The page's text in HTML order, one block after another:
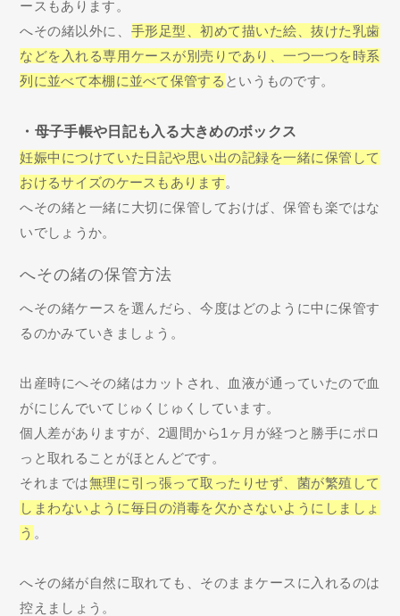
ースもあります。
へその緒以外に、 手形足型、初めて描いた絵、抜けた乳歯
などを入れる専用ケースが別売りであり、一つ一つを時系
列に並べて本棚に並べて保管する というものです。
・母子手帳や日記も入る大きめのボックス
妊娠中につけていた日記や思い出の記録を一緒に保管して
おけるサイズのケースもあります。
へその緒と一緒に大切に保管しておけば、保管も楽ではな
いでしょうか。
へその緒の保管方法
へその緒ケースを選んだら、今度はどのように中に保管す
るのかみていきましょう。
出産時にへその緒はカットされ、血液が通っていたので血
がにじんでいてじゅくじゅくしています。
個人差がありますが、2週間から1ヶ月が経つと勝手にポロ
っと取れることがほとんどです。
それまでは無理に引っ張って取ったりせず、菌が繁殖して
しまわないように毎日の消毒を欠かさないようにしましょ
う 。
へその緒が自然に取れても、そのままケースに入れるのは
控えましょう。